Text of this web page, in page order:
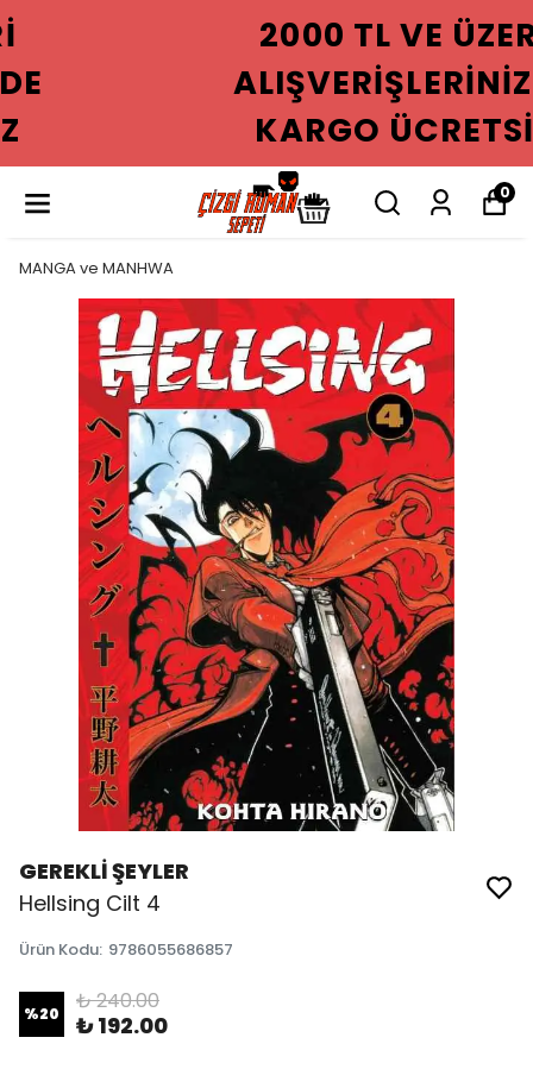
2000 TL VE ÜZERI
ALIŞVERIŞLERINIZDE
KARGO ÜCRETSIZ
0
MANGA ve MANHWA
GEREKLİ ŞEYLER
Hellsing Cilt 4
Ürün Kodu: 9786055686857
%20 ₺ 240.00
₺ 192.00